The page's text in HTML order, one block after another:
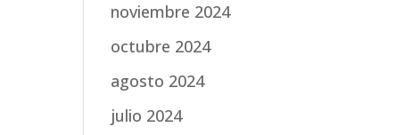
noviembre 2024
octubre 2024
agosto 2024
julio 2024